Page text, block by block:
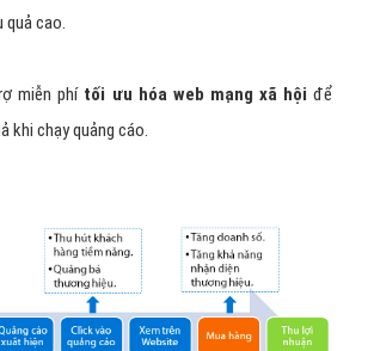
quả cao.
miễn phí tối ưu hóa web mạng xã hội để
khi chạy quảng cáo.